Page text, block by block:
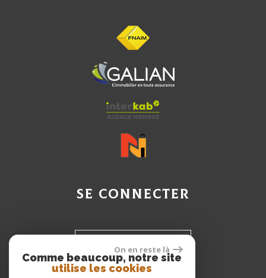
Se connecter
Espace Client
On en reste là
Comme beaucoup, notre site
utilise les cookies